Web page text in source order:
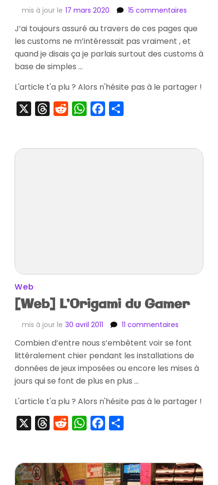
mis à jour le 17 mars 2020 15 commentaires
A
La
Consoles
J’ai toujours assuré au travers de ces pages que
les customs ne m’intéressait pas vraiment , et
quand je disais ça je parlais surtout des customs à
base de simples …
L'article t'a plu ? Alors n'hésite pas à le partager !
ThreadsRedditWhatsAppFacebook
Web
[Web] L’Origami du Gamer
mis à jour le 30 avril 2011 11 commentaires
L’Origami
du
Gamer
Combien d’entre nous s’embêtent voir se font
littéralement chier pendant les installations de
données de jeux imposées ou encore les mises à
jours qui se font de plus en plus …
L'article t'a plu ? Alors n'hésite pas à le partager !
ThreadsRedditWhatsAppFacebook